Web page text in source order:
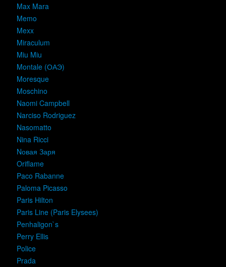
Max Mara
Memo
Mexx
Miraculum
Miu Miu
Montale (ОАЭ)
Moresque
Moschino
Naomi Campbell
Narciso Rodriguez
Nasomatto
Nina Ricci
Nовая Заря
Oriflame
Paco Rabanne
Paloma Picasso
Paris Hilton
Paris Line (Paris Elysees)
Penhaligon`s
Perry Ellis
Police
Prada